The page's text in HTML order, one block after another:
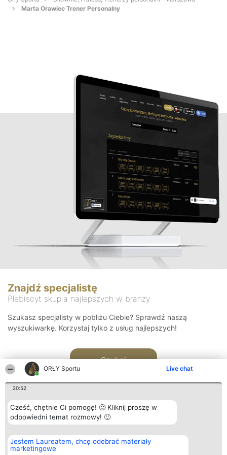
ORŁY Sportu Live chat
20:52
Cześć, chętnie Ci pomogę! 🙂 Kliknij proszę w
odpowiedni temat rozmowy! 🙂
Jestem Laureatem, chcę odebrać materiały
marketingowe
Marta Orawiec Trener Personalny
Znajdź specjalistę
Plebiscyt skupia najlepszych w branży
Szukasz specjalisty w pobliżu Ciebie? Sprawdź naszą
wyszukiwarkę. Korzystaj tylko z usług najlepszych!
Szukaj
Organizator plebiscytu
Bright Side Solutions sp. z o.
o. sp. k.
Plebiscyt
Laureaci
Kontakt
Kontakt